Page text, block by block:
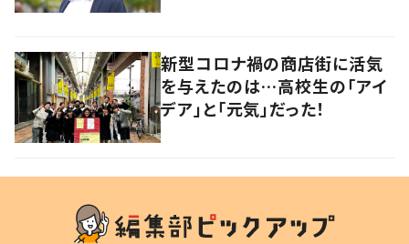
新型コロナ禍の商店街に活気
を与えたのは…高校生の「アイ
デア」と「元気」だった！